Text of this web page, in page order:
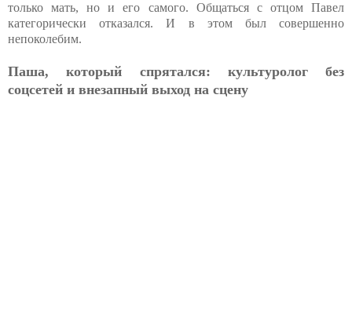
только мать, но и его самого. Общаться с отцом Павел
категорически отказался. И в этом был совершенно
непоколебим.
Паша, который спрятался: культуролог без
соцсетей и внезапный выход на сцену